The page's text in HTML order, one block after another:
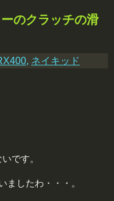
のクラッチの滑
, ネイキッド
です。
ましたわ・・・。